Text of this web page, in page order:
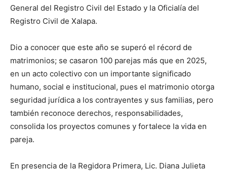
General del Registro Civil del Estado y la Oficialía del
Registro Civil de Xalapa.
Dio a conocer que este año se superó el récord de
matrimonios; se casaron 100 parejas más que en 2025,
en un acto colectivo con un importante significado
humano, social e institucional, pues el matrimonio otorga
seguridad jurídica a los contrayentes y sus familias, pero
también reconoce derechos, responsabilidades,
consolida los proyectos comunes y fortalece la vida en
pareja.
En presencia de la Regidora Primera, Lic. Diana Julieta